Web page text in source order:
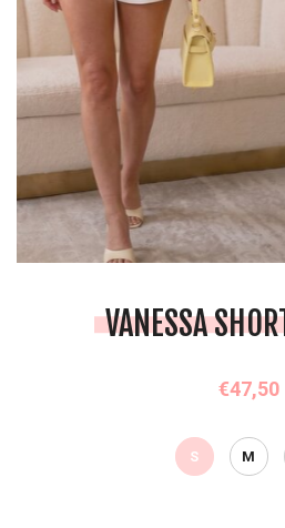
VANESSA
€47,50
S M